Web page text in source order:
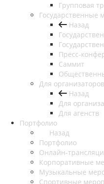
Групповая
Государственные
Назад
Пресс-
Саммит
Для организаторов
Назад
Для
Для агенств
Портфолио
Назад
Портфолио
Онлайн-
Корпоративные
Музыкальные
Спортивные